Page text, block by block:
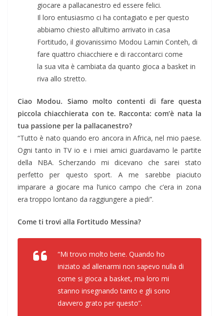
giocare a pallacanestro ed essere felici.
Il loro entusiasmo ci ha contagiato e per questo
abbiamo chiesto all’ultimo arrivato in casa
Fortitudo, il giovanissimo Modou Lamin Conteh, di
fare quattro chiacchiere e di raccontarci come
la sua vita è cambiata da quanto gioca a basket in
riva allo stretto.
Ciao Modou. Siamo molto contenti di fare questa
piccola chiacchierata con te. Racconta: com’è nata la
tua passione per la pallacanestro?
“Tutto è nato quando ero ancora in Africa, nel mio paese.
Ogni tanto in TV io e i miei amici guardavamo le partite
della NBA. Scherzando mi dicevano che sarei stato
perfetto per questo sport. A me sarebbe piaciuto
imparare a giocare ma l’unico campo che c’era in zona
era troppo lontano da raggiungere a piedi”.
Come ti trovi alla Fortitudo Messina?
“Mi trovo molto bene. Quando ho
iniziato ad allenarmi non sapevo nulla di
come si gioca a basket, ma loro mi
stanno insegnando tanto e gli sono
davvero grato per questo”.